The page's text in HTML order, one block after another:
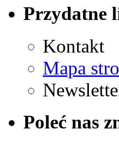
Przydatne
Kontakt
Mapa
Poleć nas